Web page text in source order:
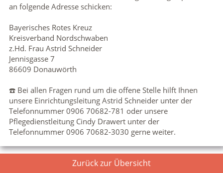
an folgende Adresse schicken:
Bayerisches Rotes Kreuz
Kreisverband Nordschwaben
z.Hd. Frau Astrid Schneider
Jennisgasse 7
86609 Donauwörth
☎️ Bei allen Fragen rund um die offene Stelle hilft Ihnen
unsere Einrichtungsleitung Astrid Schneider unter der
Telefonnummer 0906 70682-781 oder unsere
Pflegedienstleitung Cindy Drawert unter der
Telefonnummer 0906 70682-3030 gerne weiter.
Zurück zur Übersicht